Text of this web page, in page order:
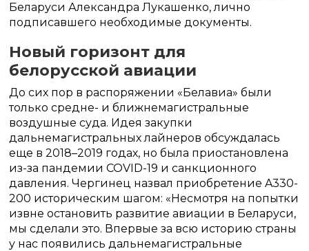
Беларуси Александра Лукашенко, лично
подписавшего необходимые документы.
Новый горизонт для
белорусской авиации
До сих пор в распоряжении «Белавиа» были
только средне- и ближнемагистральные
воздушные суда. Идея закупки
дальнемагистральных лайнеров обсуждалась
еще в 2018–2019 годах, но была приостановлена
из-за пандемии COVID-19 и санкционного
давления. Чергинец назвал приобретение A330-
200 историческим шагом: «Несмотря на попытки
извне остановить развитие авиации в Беларуси,
мы сделали это. Впервые за всю историю страны
у нас появились дальнемагистральные